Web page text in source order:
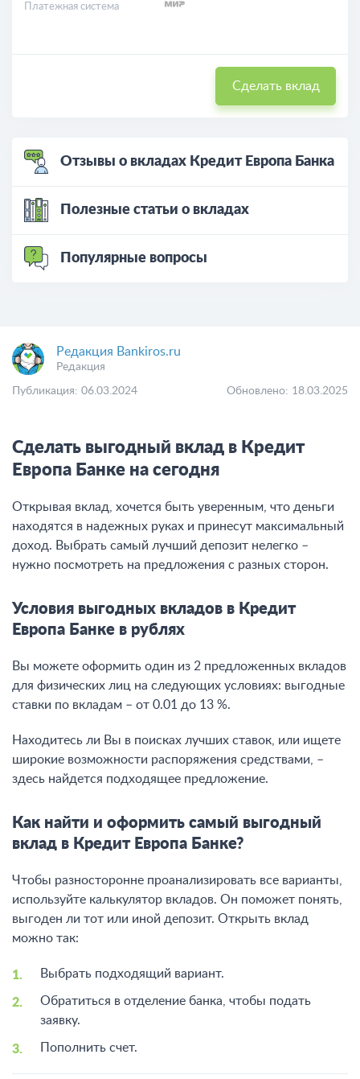
Платежная система
Сделать вклад
Отзывы о вкладах Кредит Европа Банка
Полезные статьи о вкладах
Популярные вопросы
Редакция Bankiros.ru
Редакция
Публикация: 06.03.2024 Обновлено: 18.03.2025
Сделать выгодный вклад в Кредит
Европа Банке на сегодня
Открывая вклад, хочется быть уверенным, что деньги
находятся в надежных руках и принесут максимальный
доход. Выбрать самый лучший депозит нелегко –
нужно посмотреть на предложения с разных сторон.
Условия выгодных вкладов в Кредит
Европа Банке в рублях
Вы можете оформить один из 2 предложенных вкладов
для физических лиц на следующих условиях: выгодные
ставки по вкладам – от 0.01 до 13 %.
Находитесь ли Вы в поисках лучших ставок, или ищете
широкие возможности распоряжения средствами, –
здесь найдется подходящее предложение.
Как найти и оформить самый выгодный
вклад в Кредит Европа Банке?
Чтобы разносторонне проанализировать все варианты,
используйте калькулятор вкладов. Он поможет понять,
выгоден ли тот или иной депозит. Открыть вклад
можно так:
Выбрать подходящий вариант.
Обратиться в отделение банка, чтобы подать
заявку.
Пополнить счет.